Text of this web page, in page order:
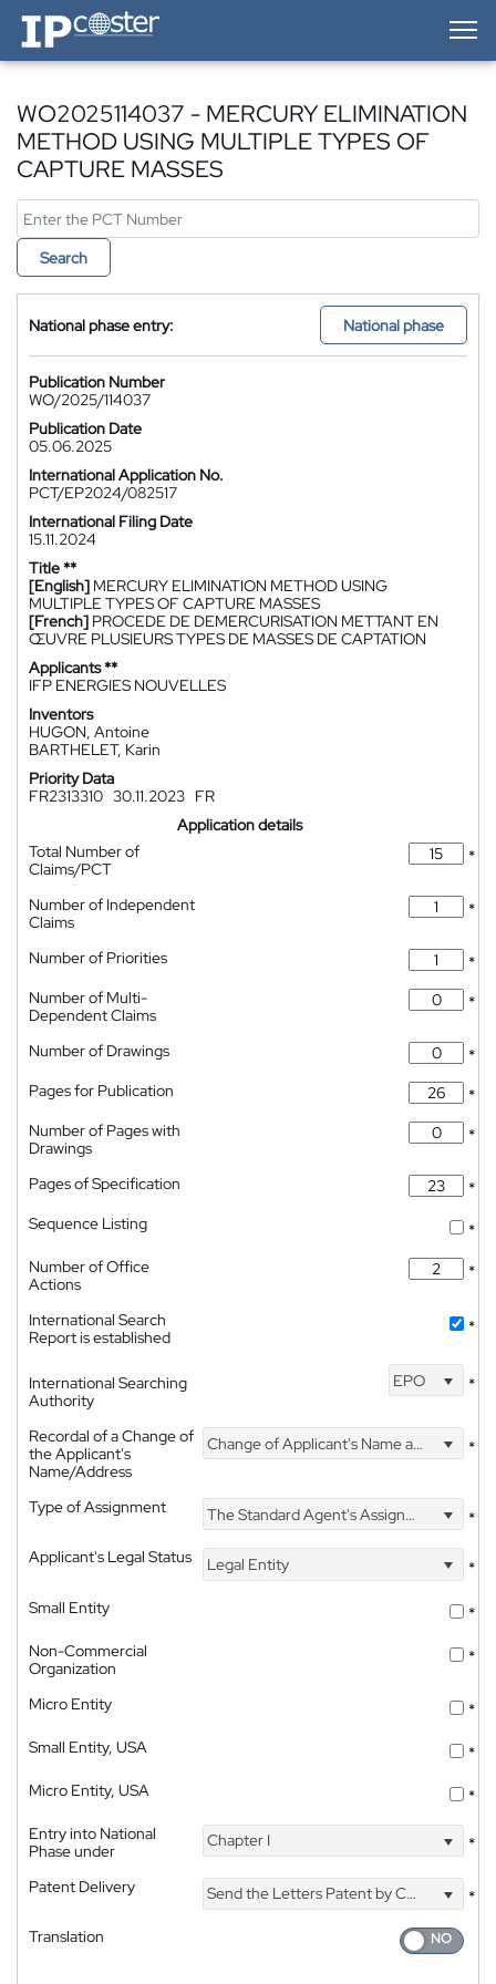
IP-Coster — Home
WO2025114037 - MERCURY ELIMINATION
METHOD USING MULTIPLE TYPES OF
CAPTURE MASSES
Search
National phase entry: National phase
Publication Number
WO/2025/114037
Publication Date
05.06.2025
International Application No.
PCT/EP2024/082517
International Filing Date
15.11.2024
Title **
[English] MERCURY ELIMINATION METHOD USING
MULTIPLE TYPES OF CAPTURE MASSES
[French] PROCEDE DE DEMERCURISATION METTANT EN
ŒUVRE PLUSIEURS TYPES DE MASSES DE CAPTATION
Applicants **
IFP ENERGIES NOUVELLES
Inventors
HUGON, Antoine
BARTHELET, Karin
Priority Data
FR2313310 30.11.2023 FR
Application details
Total Number of
Claims/PCT
*
Number of Independent
Claims
*
Number of Priorities
*
Number of Multi-
Dependent Claims
*
Number of Drawings
*
Pages for Publication
*
Number of Pages with
Drawings
*
Pages of Specification
*
Sequence Listing
*
Number of Office
Actions
*
International Search
Report is established
*
International Searching
Authority
EPO *
Recordal of a Change of
the Applicant's
Name/Address
Change of Applicant's Name and Address *
Type of Assignment The Standard Agent's Assignment
*
Applicant's Legal Status
Legal Entity
*
Small Entity
*
Non-Commercial
Organization
*
Micro Entity
*
Small Entity, USA
*
Micro Entity, USA
*
Entry into National
Phase under
Chapter I *
Patent Delivery Send the Letters Patent by Courier
*
Translation